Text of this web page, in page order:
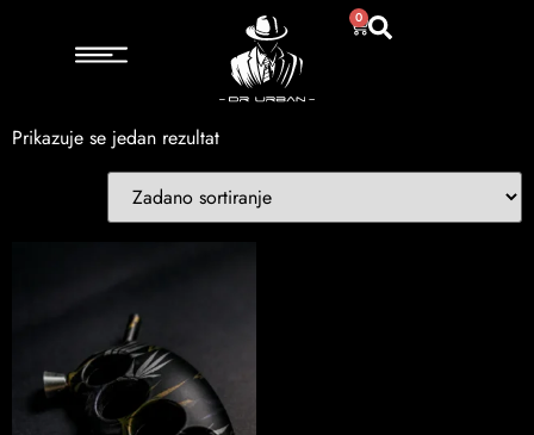
0
/ Proizvod Model / Mramor
Mramor
Prikazuje se jedan rezultat